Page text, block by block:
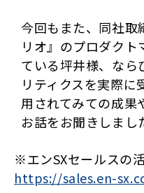
今回もまた、同社取
リオ』のプロダク
ている坪井様、なら
リティクスを実際
用されてみての成果
お話をお聞きしまし
※エンSXセールスの
https://sales.en-